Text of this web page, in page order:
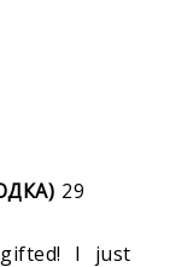
29
I just